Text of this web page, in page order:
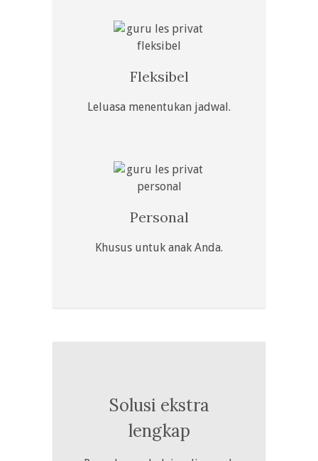
Fleksibel
Leluasa menentukan jadwal.
Personal
Khusus untuk anak Anda.
Solusi ekstra
lengkap